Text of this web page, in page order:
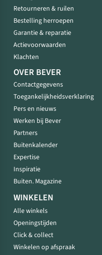
Retourneren & ruilen
Bestelling herroepen
Garantie & reparatie
Actievoorwaarden
Klachten
OVER BEVER
Contactgegevens
Toegankelijkheidsverklaring
Pers en nieuws
Werken bij Bever
Partners
Buitenkalender
Expertise
Inspiratie
Buiten. Magazine
WINKELEN
Alle winkels
Openingstijden
Click & collect
Winkelen op afspraak